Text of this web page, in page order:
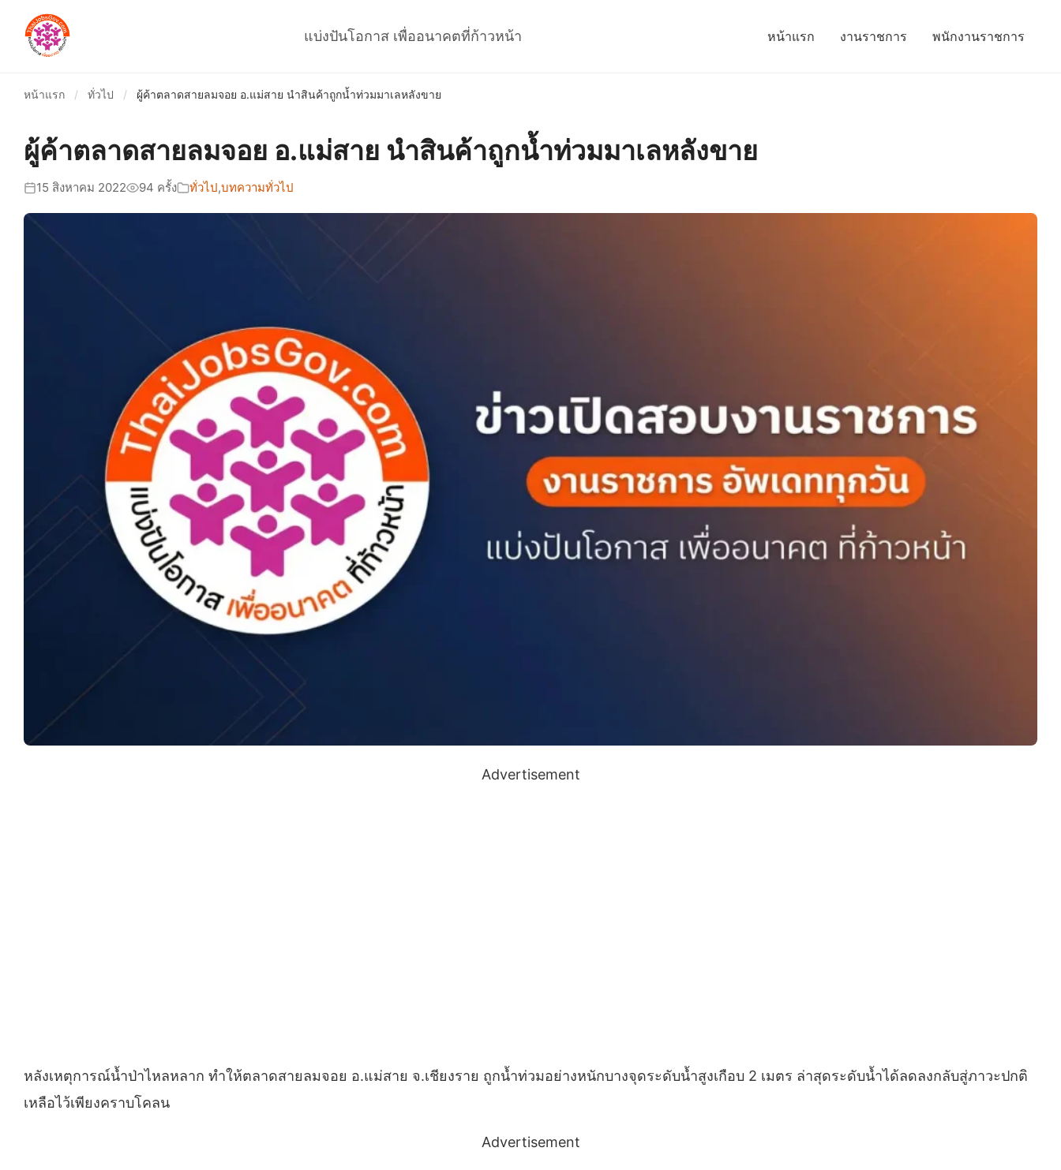
แบ่งปันโอกาส เพื่ออนาคตที่ก้าวหน้า หน้าแรก งานราชการ พนักงานราชการ
หน้าแรก / ทั่วไป / ผู้ค้าตลาดสายลมจอย อ.แม่สาย นำสินค้าถูกน้ำท่วมมาเลหลังขาย
ผู้ค้าตลาดสายลมจอย อ.แม่สาย นำสินค้าถูกน้ำท่วมมาเลหลังขาย
15 สิงหาคม 2022 94 ครั้ง ทั่วไป,บทความทั่วไป
Advertisement
หลังเหตุการณ์น้ำป่าไหลหลาก ทำให้ตลาดสายลมจอย อ.แม่สาย จ.เชียงราย ถูกน้ำท่วมอย่างหนักบางจุดระดับน้ำสูงเกือบ 2 เมตร ล่าสุดระดับน้ำได้ลดลงกลับสู่ภาวะปกติ
เหลือไว้เพียงคราบโคลน
Advertisement